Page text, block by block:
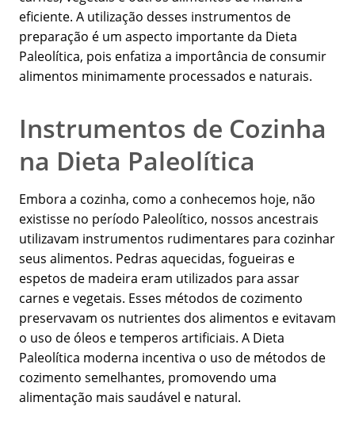
eficiente. A utilização desses instrumentos de
preparação é um aspecto importante da Dieta
Paleolítica, pois enfatiza a importância de consumir
alimentos minimamente processados e naturais.
Instrumentos de Cozinha
na Dieta Paleolítica
Embora a cozinha, como a conhecemos hoje, não
existisse no período Paleolítico, nossos ancestrais
utilizavam instrumentos rudimentares para cozinhar
seus alimentos. Pedras aquecidas, fogueiras e
espetos de madeira eram utilizados para assar
carnes e vegetais. Esses métodos de cozimento
preservavam os nutrientes dos alimentos e evitavam
o uso de óleos e temperos artificiais. A Dieta
Paleolítica moderna incentiva o uso de métodos de
cozimento semelhantes, promovendo uma
alimentação mais saudável e natural.